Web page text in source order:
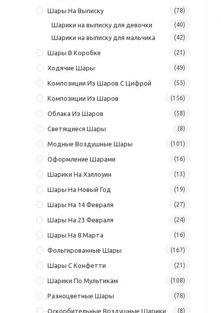
Шары На Выписку (78)
Шарики на выписку для девочки (40)
Шарики на выписку для мальчика (42)
Шары В Коробке (21)
Ходячие Шары (49)
Композиции Из Шаров С Цифрой (55)
Композиции Из Шаров (156)
Облака Из Шаров (58)
Светящиеся Шары (8)
Модные Воздушные Шары (101)
Оформление Шарами (16)
Шарики На Хэллоуин (13)
Шары На Новый Год (19)
Шары На 14 Февраля (27)
Шары На 23 Февраля (24)
Шары На 8 Марта (16)
Фольгированные Шары (167)
Шары С Конфетти (21)
Шарики По Мультикам (108)
Разноцветные Шары (78)
Оскорбительные Воздушные Шарики (8)